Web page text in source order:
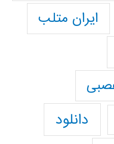
ایران متلب
دانلود